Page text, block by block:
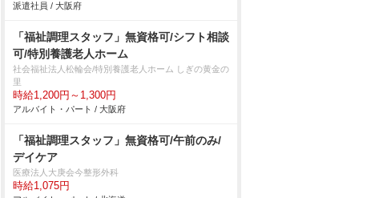
派遣社員 / 大阪府
「福祉調理スタッフ」無資格可/シフト相談
可/特別養護老人ホーム
社会福祉法人松輪会/特別養護老人ホーム しぎの黄金の
里
時給1,200円～1,300円
アルバイト・パート / 大阪府
「福祉調理スタッフ」無資格可/午前のみ/
デイケア
医療法人大庚会今整形外科
時給1,075円